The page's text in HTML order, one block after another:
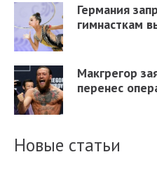
Германия
гимнасткам
Макгрегор
перенес
Новые статьи